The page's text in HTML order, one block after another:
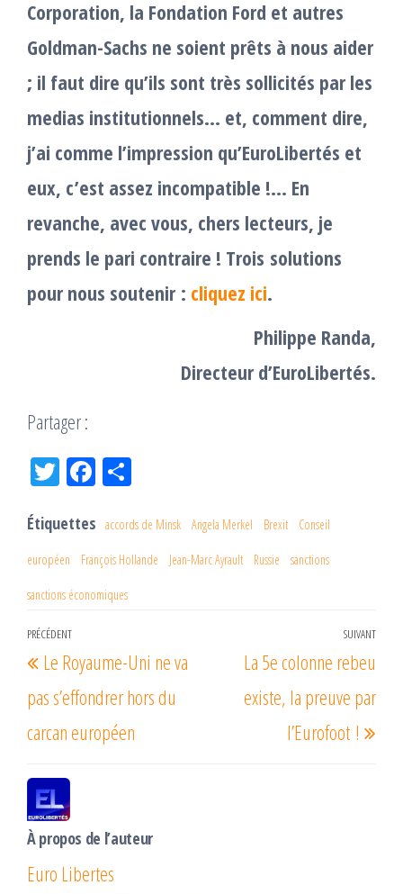
Corporation, la Fondation Ford et autres
Goldman-Sachs ne soient prêts à nous aider
; il faut dire qu’ils sont très sollicités par les
medias institutionnels… et, comment dire,
j’ai comme l’impression qu’EuroLibertés et
eux, c’est assez incompatible !… En
revanche, avec vous, chers lecteurs, je
prends le pari contraire ! Trois solutions
pour nous soutenir : cliquez ici.
Philippe Randa,
Directeur d’EuroLibertés.
Partager :
Tw
er
Fac
oo
k
ge
r
Étiquettes accords de Minsk Angela Merkel Brexit Conseil
européen François Hollande Jean-Marc Ayrault Russie sanctions
sanctions économiques
Navigation
de
l’article
Article
précédent
PRÉCÉDENT
Le Royaume-Uni ne va
pas s’effondrer hors du
carcan européen
SUIVANT
La 5e colonne rebeu
existe, la preuve par
l’Eurofoot !
À propos de l’auteur
Euro Libertes